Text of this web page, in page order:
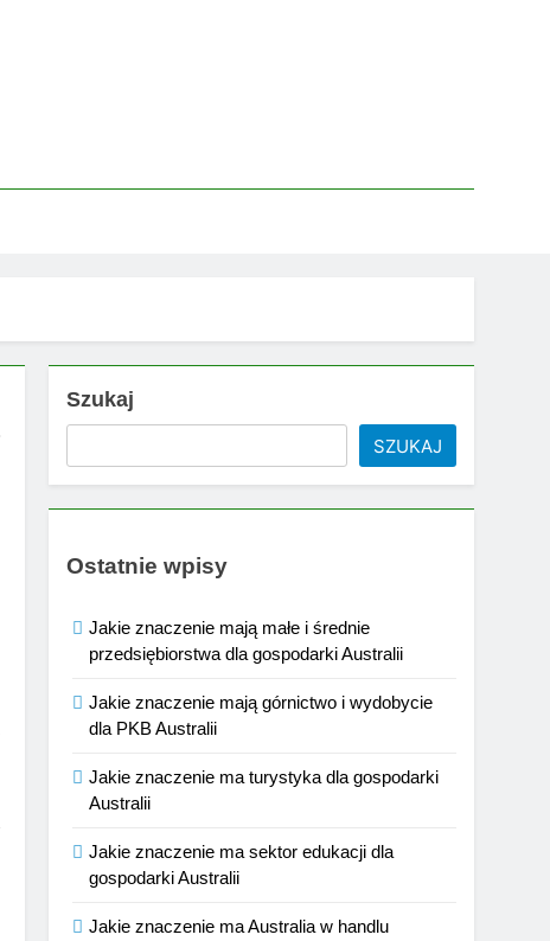
Szukaj
SZUKAJ
Ostatnie wpisy
Jakie znaczenie mają małe i średnie
przedsiębiorstwa dla gospodarki Australii
Jakie znaczenie mają górnictwo i wydobycie
dla PKB Australii
Jakie znaczenie ma turystyka dla gospodarki
Australii
Jakie znaczenie ma sektor edukacji dla
gospodarki Australii
Jakie znaczenie ma Australia w handlu